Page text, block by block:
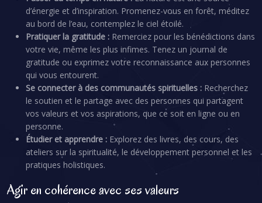
d’énergie et d’inspiration. Promenez-vous en forêt, méditez
au bord de l’eau, contemplez le ciel étoilé.
Pratiquer la gratitude : Remerciez pour les bénédictions dans
votre vie, même les plus infimes. Tenez un journal de
gratitude ou exprimez votre reconnaissance aux personnes
qui vous entourent.
Se connecter à des communautés spirituelles : Recherchez
le soutien et le partage avec des personnes qui partagent
vos valeurs et vos aspirations, que ce soit en ligne ou en
personne.
Étudier et apprendre : Explorez des livres, des cours, des
ateliers sur la spiritualité, le développement personnel et les
pratiques holistiques.
Agir en cohérence avec ses valeurs